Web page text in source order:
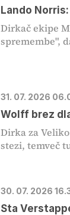
Lando
Dirkač ekipe
spremembe",
31. 07. 2026
Wolff brez
Dirka za
stezi, temveč
30. 07. 2026
Sta